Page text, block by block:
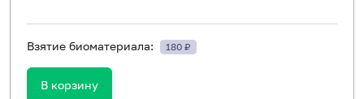
Взятие биоматериала: 180 ₽
В корзину